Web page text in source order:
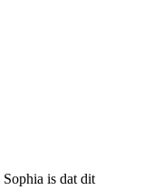
is dat dit